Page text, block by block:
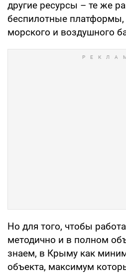
другие ресурсы – те же
беспилотные
морского и воздушного
Но для того, чтобы
методично и в полном
знаем, в Крыму как
объекта, максимум